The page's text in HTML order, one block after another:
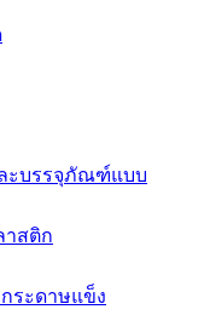
ะบรรจุภัณฑ์แบบ
าสติก
ระดาษแข็ง